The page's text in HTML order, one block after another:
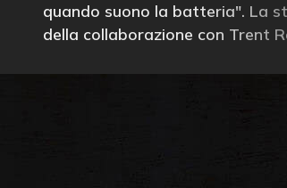
quando suono la batteria". La
della collaborazione con Trent